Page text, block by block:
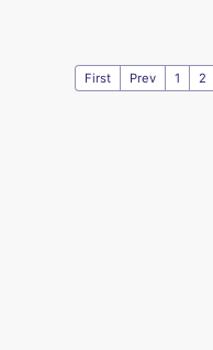
First Prev 1 2